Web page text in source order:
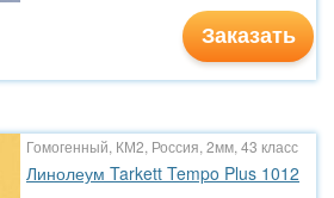
Заказать
Гомогенный, КМ2, Россия, 2мм, 43 класс
Линолеум Tarkett Tempo Plus 1012